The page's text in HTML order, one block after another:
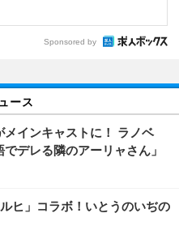
Sponsored by
ース
メインキャストに！ ラノベ
でデレる隣のアーリャさん」
ヒ」コラボ！いとうのいぢの